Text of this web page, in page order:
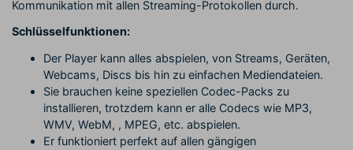
Kommunikation mit allen Streaming-Protokollen durch.
Schlüsselfunktionen:
Der Player kann alles abspielen, von Streams, Geräten,
Webcams, Discs bis hin zu einfachen Mediendateien.
Sie brauchen keine speziellen Codec-Packs zu
installieren, trotzdem kann er alle Codecs wie MP3,
WMV, WebM, , MPEG, etc. abspielen.
Er funktioniert perfekt auf allen gängigen